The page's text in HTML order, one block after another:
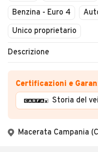
Benzina - Euro 4
Unico proprietario
Descrizione
Certificazioni e
Storia del
Macerata Campania